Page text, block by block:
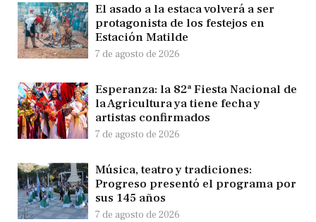
El asado a la estaca volverá a ser
protagonista de los festejos en
Estación Matilde
7 de agosto de 2026
Esperanza: la 82ª Fiesta Nacional de
la Agricultura ya tiene fecha y
artistas confirmados
7 de agosto de 2026
Música, teatro y tradiciones:
Progreso presentó el programa por
sus 145 años
7 de agosto de 2026